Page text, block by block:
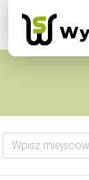
Wpisz miejscowość, aby